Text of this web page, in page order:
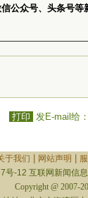
公众号、头条号
打印 发E-mail给：
于我们 网站声明
号-12 互联网新闻信
Copyright @ 2007-